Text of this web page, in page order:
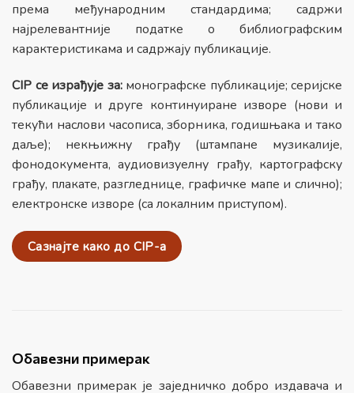
према међународним стандардима; садржи
најрелевантније податке о библиографским
карактеристикама и садржају публикације.
CIP се израђује за:монографске публикације; серијске
публикације и друге континуиране изворе (нови и
текући наслови часописа, зборника, годишњака и тако
даље); некњижну грађу (штампане музикалије,
фонодокумента, аудиовизуелну грађу, картографску
грађу, плакате, разгледнице, графичке мапе и слично);
електронске изворе (са локалним приступом).
Сазнајте како до CIP-а
Обавезни примерак
Обавезни примерак је заједничко добро издавача и